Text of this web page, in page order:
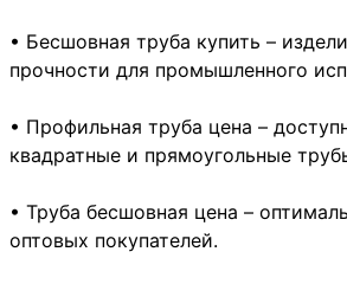
• Бесшовная труба купить –
прочности для промышленного
• Профильная труба цена –
квадратные и прямоугольные
• Труба бесшовная цена –
оптовых покупателей.